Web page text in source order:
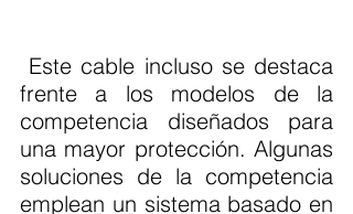
frente a los modelos de la
competencia diseñados para
una mayor protección. Algunas
soluciones de la competencia
emplean un sistema basado en